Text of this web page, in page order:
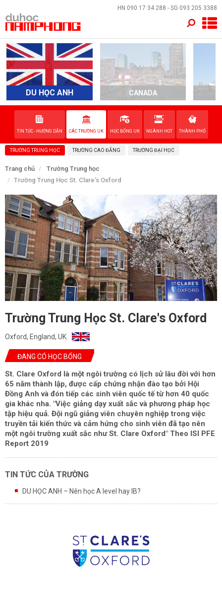
HN 090 17 34 288 - SG 093 205 3388
DU HỌC ANH CANADA
TIN TỨC - HƯỚNG DẪN CÁC TRƯỜNG UK HỌC BỔNG UK NGÀNH HOT THÀNH PHỐ
TRƯỜNG TRUNG HỌC TRƯỜNG CAO ĐẲNG TRƯỜNG ĐẠI HỌC
Trang chủ
Trường Trung học
Trường Trung Học St. Clare's Oxford
Trường Trung Học St. Clare's Oxford
Oxford, England, UK.
ĐANG CÓ HỌC BỔNG
St. Clare Oxford là một ngôi trường có lịch sử lâu đời với hơn
65 năm thành lập, được cấp chứng nhận đào tạo bởi Hội
Đồng Anh và đón tiếp các sinh viên quốc tế từ hơn 40 quốc
gia khác nha. "Việc giảng dạy xuất sắc và phương pháp học
tập hiệu quả. Đội ngũ giảng viên chuyên nghiệp trong việc
truyền tải kiến thức và cảm hứng cho sinh viên đã tạo nên
một ngôi trường xuất sắc như St. Clare Oxford" Theo ISI PFE
Report 2019
TIN TỨC CỦA TRƯỜNG
DU HỌC ANH – Nên học A level hay IB?
×
TRANG CHỦ
QUỐC GIA
EVENTS
DỊCH VỤ
VỀ NAM PHONG